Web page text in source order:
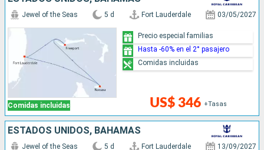
Comidas incluidas
Jewel of the Seas 5 d Fort Lauderdale 03/05/2027
US$ 346 +Tasas
Precio especial familias
Hasta -60% en el 2° pasajero
Comidas incluidas
ESTADOS UNIDOS, BAHAMAS
Jewel of the Seas 5 d Fort Lauderdale 13/09/2027